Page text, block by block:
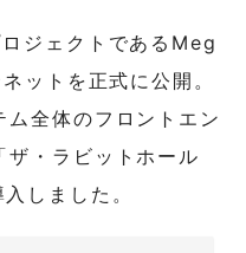
ジェクトであるMeg
ットを正式に公開。
全体のフロントエン
ザ・ラビットホール
しました。